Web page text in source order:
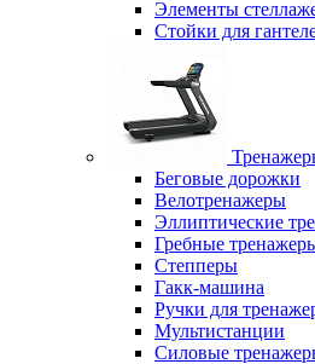
Элементы
Стойки для
Беговые дорожки
Велотренажеры
Эллиптические
Гребные
Степперы
Гакк-машина
Ручки для
Мультистанции
Силовые